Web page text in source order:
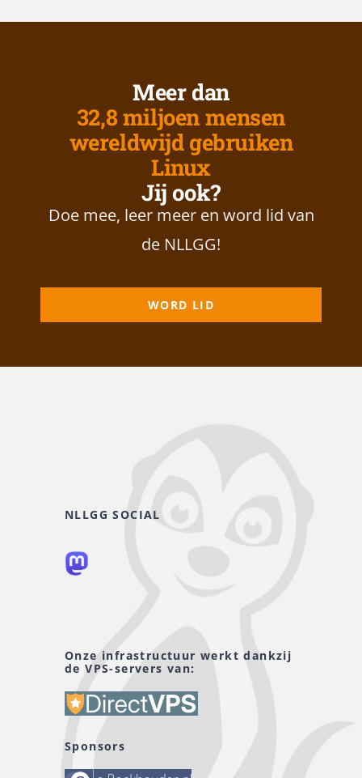
Meer dan
32,8 miljoen mensen
wereldwijd gebruiken
Linux
Jij ook?
Doe mee, leer meer en word lid van
de NLLGG!
WORD LID
NLLGG SOCIAL
Onze infrastructuur werkt dankzij
de VPS-servers van:
Sponsors